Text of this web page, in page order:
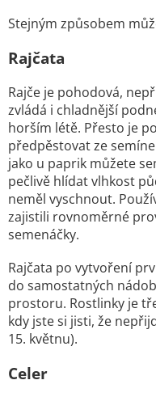
Stejným způsobem
Rajčata
Rajče je pohodová,
zvládá i chladnější
horším létě. Přesto je
předpěstovat ze
jako u paprik můžete
pečlivě hlídat vlhkost
neměl vyschnout.
zajistili rovnoměrné
semenáčky.
Rajčata po vytvoření
do samostatných
prostoru. Rostlinky je
kdy jste si jisti, že
15. květnu).
Celer